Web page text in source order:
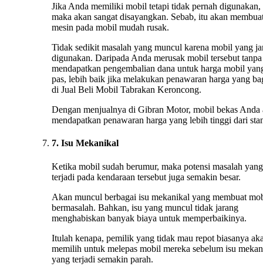
Jika Anda memiliki mobil tetapi tidak pernah digunakan,
maka akan sangat disayangkan. Sebab, itu akan
mesin pada mobil mudah rusak.
Tidak sedikit masalah yang muncul karena mobil yang
digunakan. Daripada Anda merusak mobil tersebut tanpa
mendapatkan pengembalian dana untuk harga mobil
pas, lebih baik jika melakukan penawaran harga yang
di Jual Beli Mobil Tabrakan Keroncong.
Dengan menjualnya di Gibran Motor, mobil bekas Anda
mendapatkan penawaran harga yang lebih tinggi dari
7. Isu Mekanikal
Ketika mobil sudah berumur, maka potensi masalah yang
terjadi pada kendaraan tersebut juga semakin besar.
Akan muncul berbagai isu mekanikal yang membuat
bermasalah. Bahkan, isu yang muncul tidak jarang
menghabiskan banyak biaya untuk memperbaikinya.
Itulah kenapa, pemilik yang tidak mau repot biasanya
memilih untuk melepas mobil mereka sebelum isu
yang terjadi semakin parah.